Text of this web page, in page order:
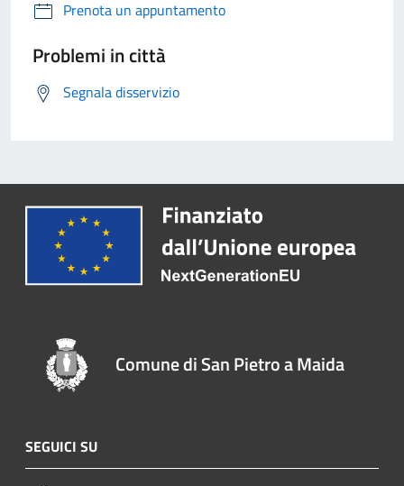
Prenota un appuntamento
Problemi in città
Segnala disservizio
Comune di San Pietro a Maida
SEGUICI SU